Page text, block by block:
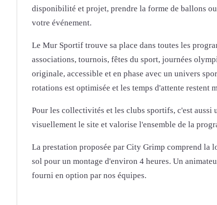
disponibilité et projet, prendre la forme de ballons
votre événement.
Le Mur Sportif trouve sa place dans toutes les
associations, tournois, fêtes du sport, journées
originale, accessible et en phase avec un univers
rotations est optimisée et les temps d'attente restent
Pour les collectivités et les clubs sportifs, c'est
visuellement le site et valorise l'ensemble de la
La prestation proposée par City Grimp comprend la
sol pour un montage d'environ 4 heures. Un
fourni en option par nos équipes.